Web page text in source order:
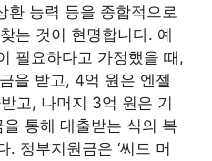
환 능력 등을 종합적으로
는 것이 현명합니다. 예
필요하다고 가정했을 때,
을 받고, 4억 원은 엔젤
고, 나머지 3억 원은 기
통해 대출받는 식의 복
. 정부지원금은 ‘씨드 머